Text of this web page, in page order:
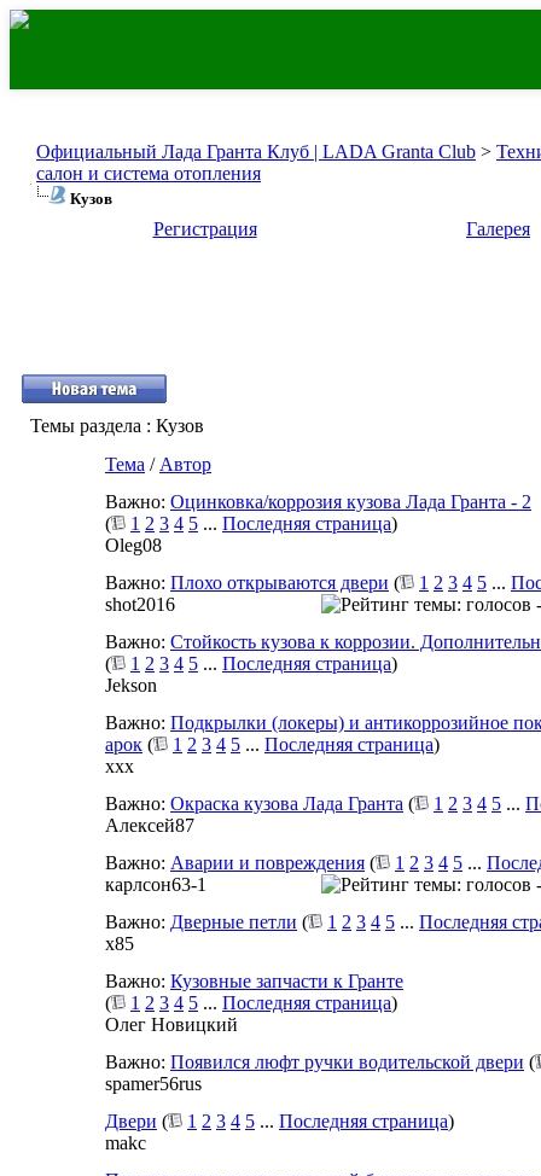
Официальный Лада Гранта Клуб | LADA Granta Club >
салон и система отопления
Кузов
Регистрация Галерея
Темы раздела : Кузов
Тема / Автор
Важно: Оцинковка/коррозия кузова Лада Гранта - 2
(
1 2 3 4 5 ... Последняя страница)
Oleg08
Важно: Плохо открываются двери ( 1 2 3 4 5 ...
shot2016
Важно: Стойкость кузова к коррозии.
(
1 2 3 4 5 ... Последняя страница)
Jekson
Важно: Подкрылки (локеры) и антикоррозийное
арок ( 1 2 3 4 5 ... Последняя страница)
xxx
Важно: Окраска кузова Лада Гранта ( 1 2 3 4 5 ...
Алексей87
Важно: Аварии и повреждения ( 1 2 3 4 5 ...
карлсон63-1
Важно: Дверные петли ( 1 2 3 4 5 ... Последняя
x85
Важно: Кузовные запчасти к Гранте
(
1 2 3 4 5 ... Последняя страница)
Олег Новицкий
Важно: Появился люфт ручки водительской двери (
spamer56rus
Двери ( 1 2 3 4 5 ... Последняя страница)
makc